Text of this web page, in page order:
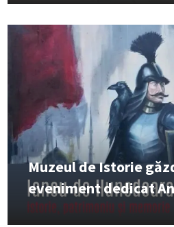
Muzeul de Istorie
eveniment dedicat